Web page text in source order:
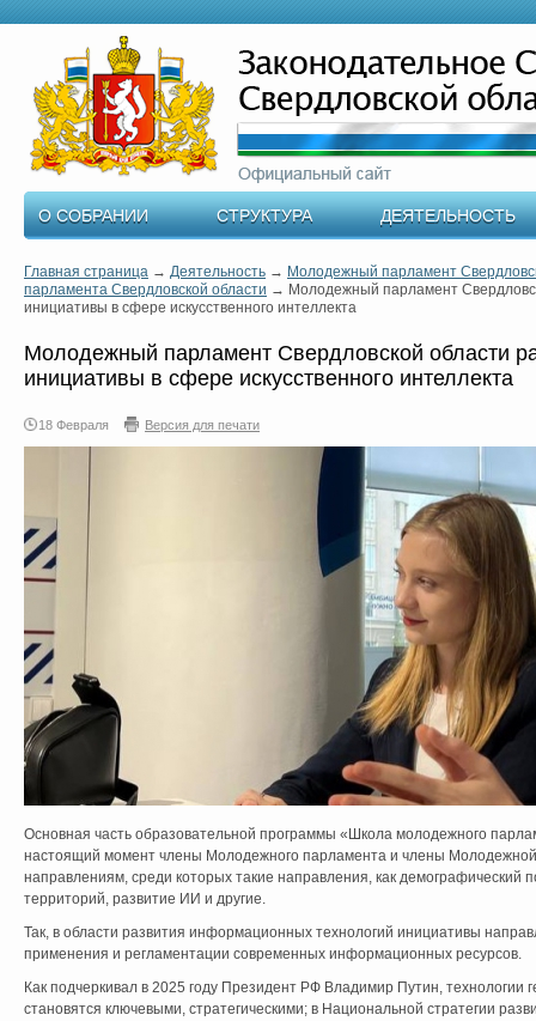
О СОБРАНИИ СТРУКТУРА ДЕЯТЕЛЬНОСТЬ
Главная страница → Деятельность → Молодежный парламент
парламента Свердловской области → Молодежный парламент
инициативы в сфере искусственного интеллекта
Молодежный парламент Свердловской области
инициативы в сфере искусственного интеллекта
18 Февраля Версия для печати
Основная часть образовательной программы «Школа молодежного
настоящий момент члены Молодежного парламента и члены
направлениям, среди которых такие направления, как демографический
территорий, развитие ИИ и другие.
Так, в области развития информационных технологий инициативы
применения и регламентации современных информационных ресурсов.
Как подчеркивал в 2025 году Президент РФ Владимир Путин, технологии
становятся ключевыми, стратегическими; в Национальной стратегии